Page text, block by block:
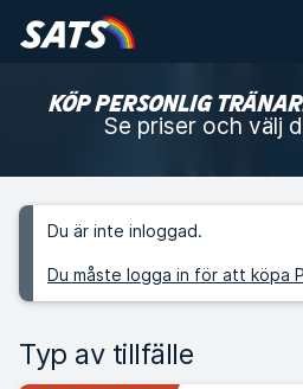
KÖP PERSONLIG
Se priser och välj
Du är inte inloggad.
Du måste logga in för att köpa
Typ av tillfälle